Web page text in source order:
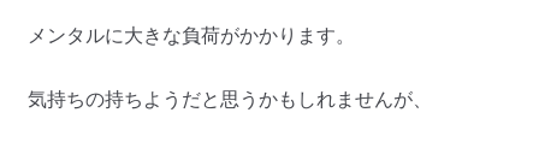
メンタルに大きな負荷がかかります。
気持ちの持ちようだと思うかもしれませんが、